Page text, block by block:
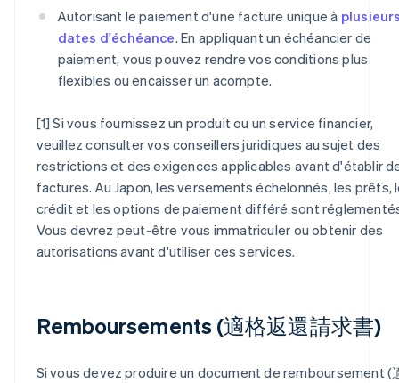
Autorisant le paiement d'une facture unique à
dates d'échéance. En appliquant un échéancier de
paiement, vous pouvez rendre vos conditions plus
flexibles ou encaisser un acompte.
[1] Si vous fournissez un produit ou un service financier,
veuillez consulter vos conseillers juridiques au sujet des
restrictions et des exigences applicables avant d'établir
factures. Au Japon, les versements échelonnés, les prêts,
crédit et les options de paiement différé sont
Vous devrez peut-être vous immatriculer ou obtenir des
autorisations avant d'utiliser ces services.
Remboursements (適格返還請求書)
Si vous devez produire un document de remboursement (